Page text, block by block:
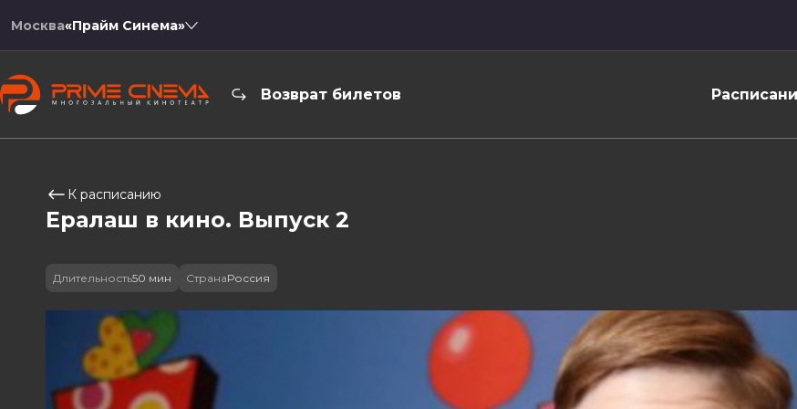
Москва«Прайм Синема»
Возврат билетов
К расписанию
Ералаш в кино. Выпуск 2
Длительность50 мин СтранаРоссия